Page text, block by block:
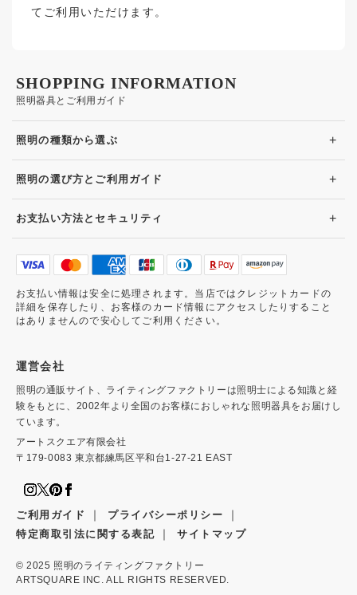
てご利用いただけます。
照明器具とご利用ガイド
SHOPPING INFORMATION
照明の種類から選ぶ +
照明の選び方とご利用ガイド +
お支払い方法とセキュリティ +
お支払い情報は安全に処理されます。当店ではクレジットカードの
詳細を保存したり、お客様のカード情報にアクセスしたりすること
はありませんので安心してご利用ください。
運営会社
照明の通販サイト、ライティングファクトリーは照明士による知識と経
験をもとに、2002年より全国のお客様におしゃれな照明器具をお届けし
ています。
アートスクエア有限会社
〒179-0083 東京都練馬区平和台1-27-21 EAST
ご利用ガイド ｜ プライバシーポリシー ｜
特定商取引法に関する表記 ｜ サイトマップ
© 2025 照明のライティングファクトリー
ARTSQUARE INC. ALL RIGHTS RESERVED.